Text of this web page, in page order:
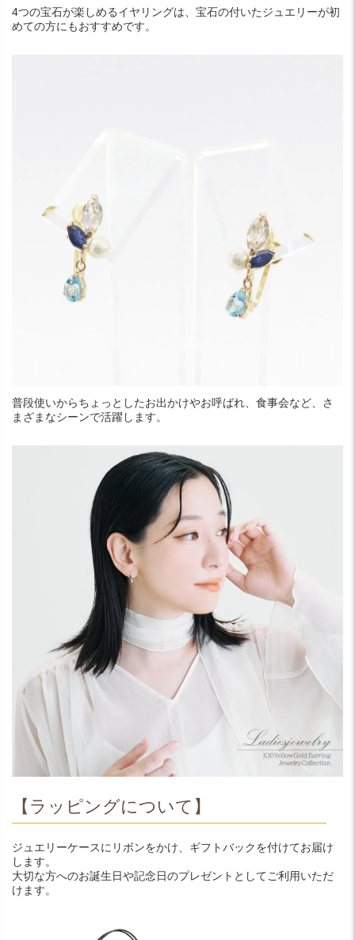
4つの宝石が楽しめるイヤリングは、宝石の付いたジュエリーが初
めての方にもおすすめです。
普段使いからちょっとしたお出かけやお呼ばれ、食事会など、さ
まざまなシーンで活躍します。
【ラッピングについて】
ジュエリーケースにリボンをかけ、ギフトバックを付けてお届け
します。
大切な方へのお誕生日や記念日のプレゼントとしてご利用いただ
けます。